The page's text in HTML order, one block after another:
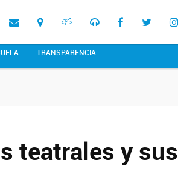
TRANSPARENCIA
teatrales y sus